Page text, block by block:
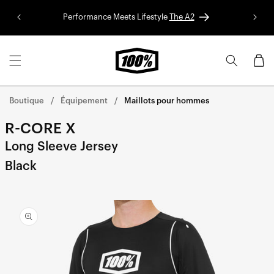
contenu
Performance Meets Lifestyle The A2
Panier
Boutique Équipement Maillots pour hommes
R-CORE X
Long Sleeve Jersey
Black
informations
sur le